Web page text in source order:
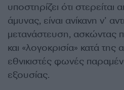
υποστηρίζει ότι στερείται
άμυνας, είναι ανίκανη ν’
μετανάστευση, ασκώντας
και «λογοκρισία» κατά
εθνικιστές φωνές
εξουσίας.